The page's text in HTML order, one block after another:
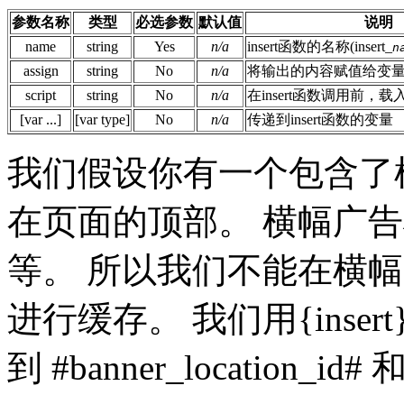
参数名称 类型 必选参数 默认值
说明
name
string Yes n/a insert函数的名称(insert_
assign string No n/a
将输出的内容赋值给变
script
string No n/a
在insert函数调用前，载
[var ...]
[var type] No n/a 传递到insert函数的变量
我们假设你有一个包含
在页面的顶部。 横幅广
等。 所以我们不能在横
进行缓存。 我们用
到 #banner_location_id#